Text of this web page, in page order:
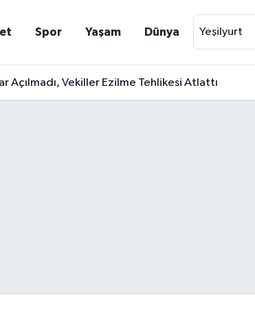
Spor Yaşam Dünya Yeşilyurt
Açılmadı, Vekiller Ezilme Tehlikesi Atlattı